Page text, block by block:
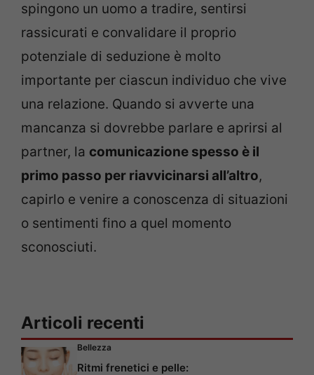
spingono un uomo a tradire, sentirsi
rassicurati e convalidare il proprio
potenziale di seduzione è molto
importante per ciascun individuo che vive
una relazione. Quando si avverte una
mancanza si dovrebbe parlare e aprirsi al
partner, la comunicazione spesso è il
primo passo per riavvicinarsi all’altro,
capirlo e venire a conoscenza di situazioni
o sentimenti fino a quel momento
sconosciuti.
Articoli recenti
Bellezza
Ritmi frenetici e pelle: